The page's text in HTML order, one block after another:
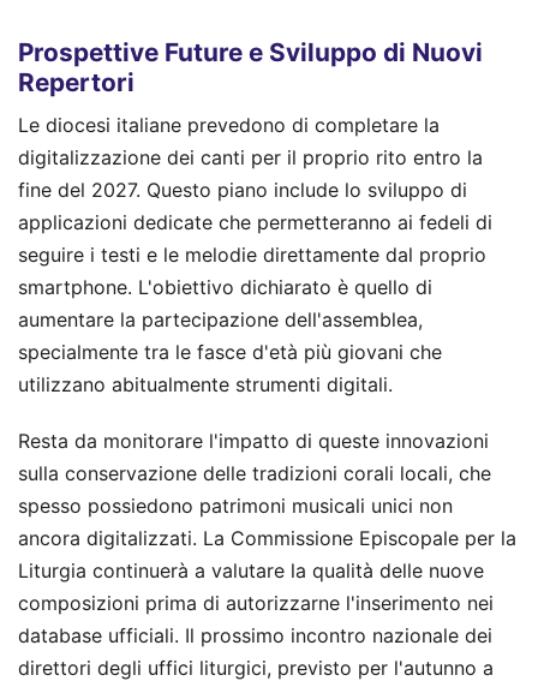
Prospettive Future e Sviluppo di Nuovi
Repertori
Le diocesi italiane prevedono di completare la
digitalizzazione dei canti per il proprio rito entro la
fine del 2027. Questo piano include lo sviluppo di
applicazioni dedicate che permetteranno ai fedeli di
seguire i testi e le melodie direttamente dal proprio
smartphone. L'obiettivo dichiarato è quello di
aumentare la partecipazione dell'assemblea,
specialmente tra le fasce d'età più giovani che
utilizzano abitualmente strumenti digitali.
Resta da monitorare l'impatto di queste innovazioni
sulla conservazione delle tradizioni corali locali, che
spesso possiedono patrimoni musicali unici non
ancora digitalizzati. La Commissione Episcopale per la
Liturgia continuerà a valutare la qualità delle nuove
composizioni prima di autorizzarne l'inserimento nei
database ufficiali. Il prossimo incontro nazionale dei
direttori degli uffici liturgici, previsto per l'autunno a